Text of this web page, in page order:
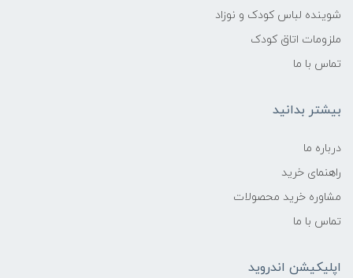
🔹 مناسب پوست
🔹 فاقد مواد مضر
شوینده لباس کودک و نوزاد
ملزومات اتاق کودک
تماس با ما
بیشتر بدانید
درباره ما
راهنمای خرید
مشاوره خرید محصولات
تماس با ما
اپلیکیشن اندروید